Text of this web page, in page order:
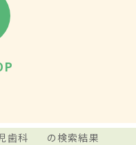
歯科 の検索結果